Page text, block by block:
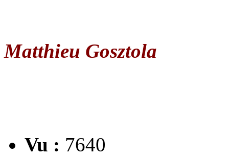
Matthieu Gosztola
Vu : 7640